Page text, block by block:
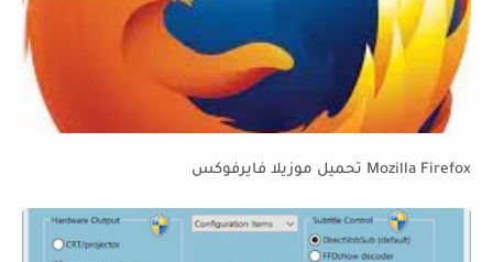
Mozilla Firefox تحميل موزيلا فايرفوكس